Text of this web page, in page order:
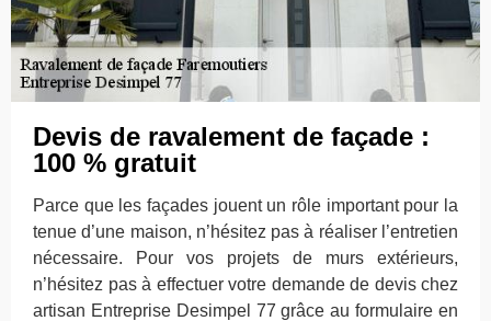
Devis de ravalement de façade :
100 % gratuit
Parce que les façades jouent un rôle important pour la
tenue d’une maison, n’hésitez pas à réaliser l’entretien
nécessaire. Pour vos projets de murs extérieurs,
n’hésitez pas à effectuer votre demande de devis chez
artisan Entreprise Desimpel 77 grâce au formulaire en